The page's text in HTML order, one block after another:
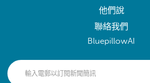
他們說
聯絡我們
BluepillowAI